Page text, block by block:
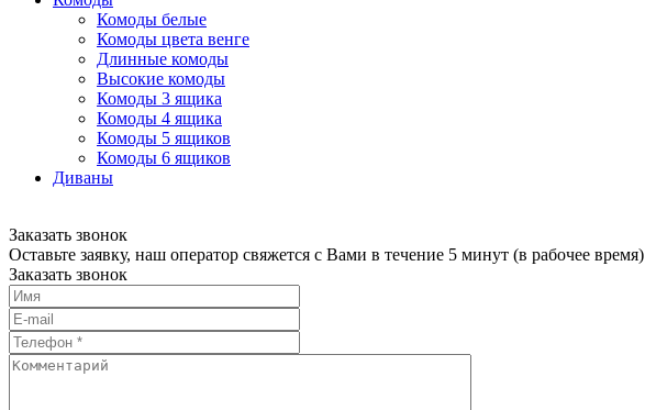
Комоды белые
Комоды цвета венге
Длинные комоды
Высокие комоды
Комоды 3 ящика
Комоды 4 ящика
Комоды 5 ящиков
Комоды 6 ящиков
Диваны
Заказать звонок
Оставьте заявку, наш оператор свяжется с Вами в течение 5 минут (в рабочее время)
Заказать звонок